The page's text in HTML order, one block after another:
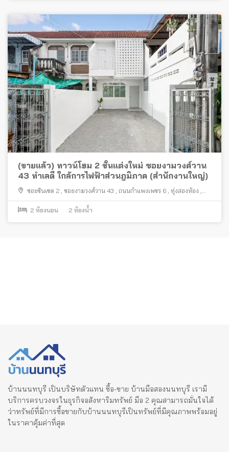
(ขายแล้ว) ทาวน์โฮม 2 ชั้นแต่งใหม่ ซอยงามวงศ์วาน
43 ทำเลดี ใกล้การไฟฟ้าส่วนภูมิภาค (สำนักงานใหญ่)
ซอยชินเขต 2 ซอยงามวงศ์วาน 43 ถนนกำแพงเพชร 6 ทุ่งสองห้อง
กรุงเทพมหานคร
2 ห้องนอน 2 ห้องน้ำ
บ้านนนทบุรี เป็นบริษัทตัวแทน ซื้อ-ขาย บ้านมือสองนนทบุรี เรามี
บริการครบวงจรในธุรกิจอสังหาริมทรัพย์ มือ 2 คุณสามารถมั่นใจได้
ว่าทรัพย์ที่มีการซื้อขายกับบ้านนนทบุรีเป็นทรัพย์ที่มีคุณภาพพร้อมอยู่
ในราคาคุ้มค่าที่สุด